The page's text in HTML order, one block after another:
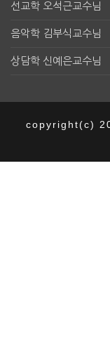
선교학 오석근교수님
음악학 김부식교수님
상담학 신예은교수님
copyright(c)